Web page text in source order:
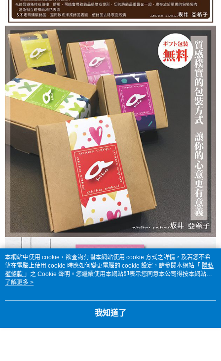
本網站中使用 cookie，欲查詢有關本網站使用 cookie 方式之詳情，及若您不希
望在電腦上使用 cookie 時應如何變更電腦的 cookie 設定，請參閱本網站「 隱私
權條款 」之 Cookie 聲明。您繼續使用本網站即表示您同意本公司得按本網站使
用條款之 Cookie 聲明使用 cookie。
了解更多 >
我知道了